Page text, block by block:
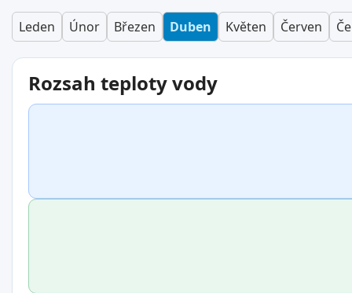
Leden Únor Březen Duben Květen Červen
Rozsah teploty vody